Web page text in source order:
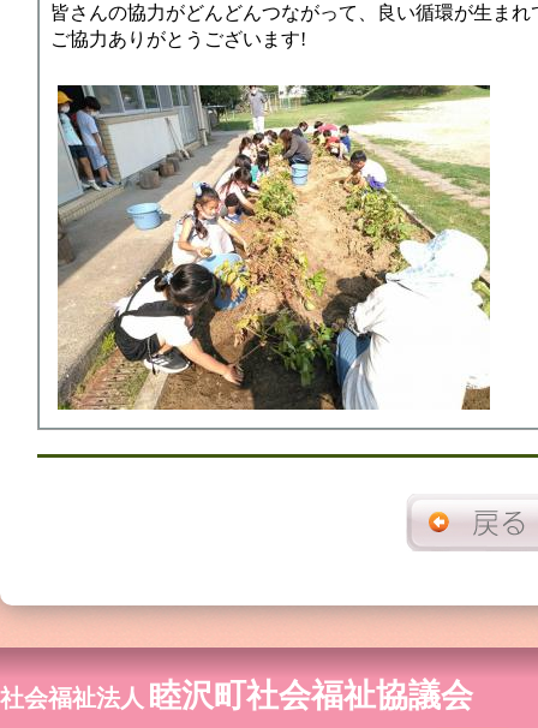
皆さんの協力がどんどんつながって、良い循環が生まれ
ご協力ありがとうございます!
社会福祉法人 睦沢町社会福祉協議会